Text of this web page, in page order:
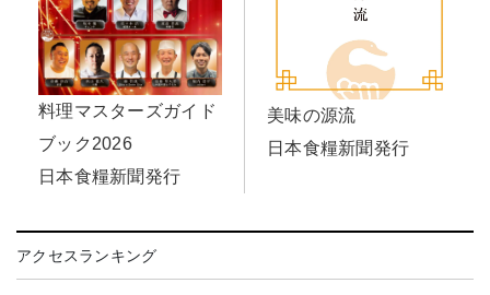
料理マスターズガイド
ブック2026
日本食糧新聞発行
美味の源流
日本食糧新聞発行
アクセスランキング